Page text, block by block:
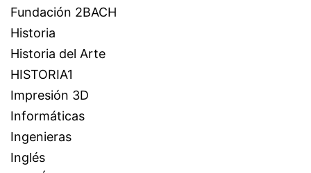
Fundación 2BACH
Historia
Historia del Arte
HISTORIA1
Impresión 3D
Informáticas
Ingenieras
Inglés